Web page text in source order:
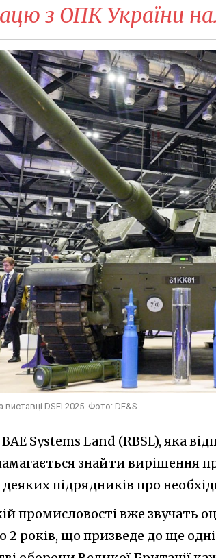
з ОПК України
виставці DSEI 2025. Фото: DE&S
Systems Land (RBSL), яка
знайти вирішення
підрядників про
промисловості вже звучать
років, що призведе до ще